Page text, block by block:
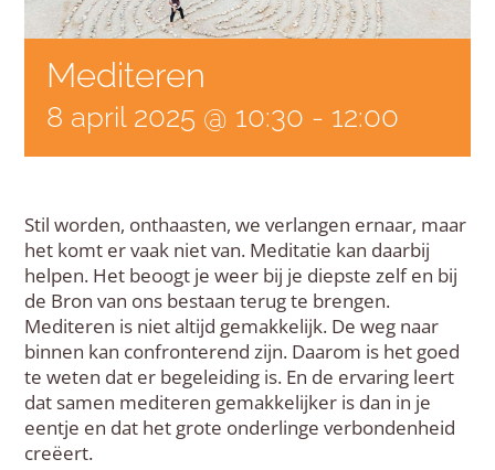
Mediteren
8 april 2025 @ 10:30 - 12:00
Stil worden, onthaasten, we verlangen ernaar, maar
het komt er vaak niet van. Meditatie kan daarbij
helpen. Het beoogt je weer bij je diepste zelf en bij
de Bron van ons bestaan terug te brengen.
Mediteren is niet altijd gemakkelijk. De weg naar
binnen kan confronterend zijn. Daarom is het goed
te weten dat er begeleiding is. En de ervaring leert
dat samen mediteren gemakkelijker is dan in je
eentje en dat het grote onderlinge verbondenheid
creëert.